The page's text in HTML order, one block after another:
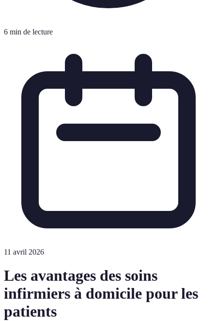
6 min de lecture
11 avril 2026
Les avantages des soins
infirmiers à domicile pour les
patients